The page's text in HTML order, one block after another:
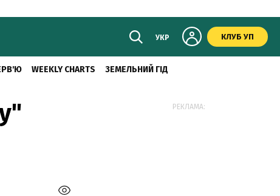
УКР КЛУБ УП
WEEKLY CHARTS ЗЕМЕЛЬНИЙ ГІД
РЕКЛАМА: